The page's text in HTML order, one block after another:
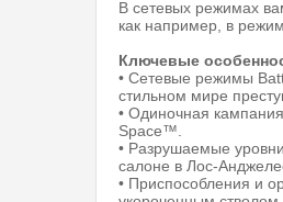
В сетевых режимах
как например, в
Ключевые
• Сетевые режимы
стильном мире
• Одиночная
Space™.
• Разрушаемые
салоне в Лос-
• Приспособления и